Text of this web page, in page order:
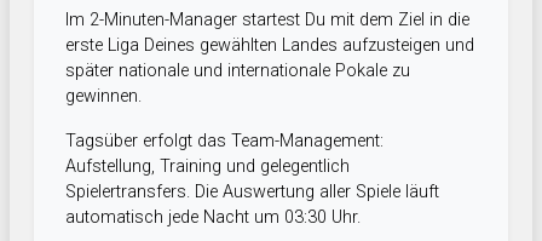
Im 2-Minuten-Manager startest Du mit dem Ziel in die
erste Liga Deines gewählten Landes aufzusteigen und
später nationale und internationale Pokale zu
gewinnen.
Tagsüber erfolgt das Team-Management:
Aufstellung, Training und gelegentlich
Spielertransfers. Die Auswertung aller Spiele läuft
automatisch jede Nacht um 03:30 Uhr.